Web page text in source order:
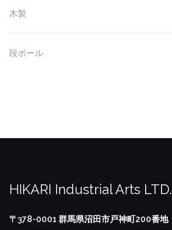
木製
段ボール
HIKARI Industrial Arts LTD.
〒378-0001 群馬県沼田市戸神町200番地